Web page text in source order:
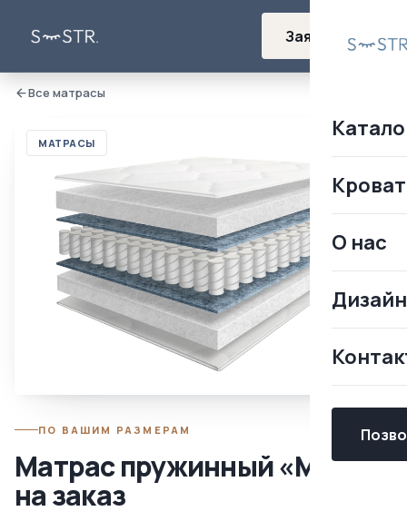
Заявка
О нас
Все матрасы
МАТРАСЫ
ПО ВАШИМ РАЗМЕРАМ
Матрас пружинный «Мун»
на заказ